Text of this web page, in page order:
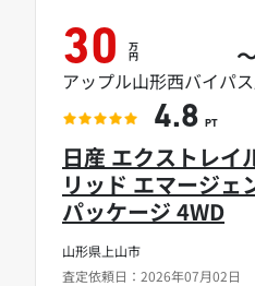
山形県上山市
査定依頼日：2026年07月02日
日産 エクストレ
リッド エマージェ
パッケージ 4WD
30 万
円
アップル山形西バイパ
4.8 PT